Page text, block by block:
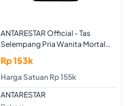
ANTARESTAR Official - Tas
Selempang Pria Wanita Mortal
Series Sling Bag Waterproof
Rp 153k
Harga Satuan Rp 155k
ANTARESTAR